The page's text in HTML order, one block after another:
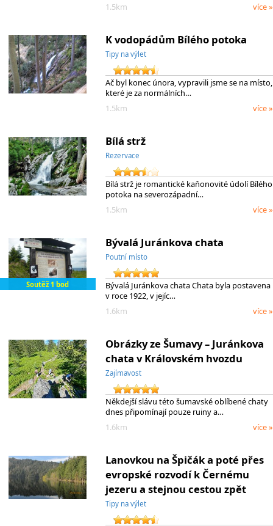
1.5km
více »
K vodopádům Bílého potoka
Tipy na výlet
Ač byl konec února, vypravili jsme se na místo,
které je za normálních…
1.5km
více »
Bílá strž
Rezervace
Bílá strž je romantické kaňonovité údolí Bílého
potoka na severozápadní…
1.5km
více »
Soutěž 1 bod
Bývalá Juránkova chata
Poutní místo
Bývalá Juránkova chata Chata byla postavena
v roce 1922, v jejíc…
1.6km
více »
Obrázky ze Šumavy – Juránkova
chata v Královském hvozdu
Zajímavost
Někdejší slávu této šumavské oblíbené chaty
dnes připomínají pouze ruiny a…
1.6km
více »
Lanovkou na Špičák a poté přes
evropské rozvodí k Černému
jezeru a stejnou cestou zpět
Tipy na výlet